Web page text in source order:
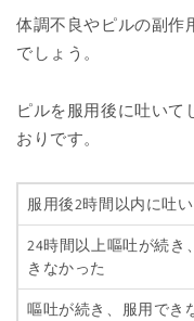
体調不良やピルの副作
でしょう。
ピルを服用後に吐いて
おりです。
服用後2時間以内に吐
24時間以上嘔吐が続き
きなかった
嘔吐が続き、服用でき